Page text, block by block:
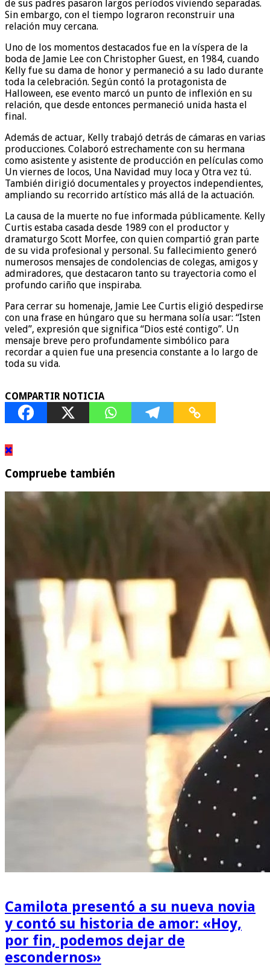
de sus padres pasaron largos períodos viviendo separadas.
Sin embargo, con el tiempo lograron reconstruir una
relación muy cercana.
Uno de los momentos destacados fue en la víspera de la
boda de Jamie Lee con Christopher Guest, en 1984, cuando
Kelly fue su dama de honor y permaneció a su lado durante
toda la celebración. Según contó la protagonista de
Halloween, ese evento marcó un punto de inflexión en su
relación, que desde entonces permaneció unida hasta el
final.
Además de actuar, Kelly trabajó detrás de cámaras en varias
producciones. Colaboró estrechamente con su hermana
como asistente y asistente de producción en películas como
Un viernes de locos, Una Navidad muy loca y Otra vez tú.
También dirigió documentales y proyectos independientes,
ampliando su recorrido artístico más allá de la actuación.
La causa de la muerte no fue informada públicamente. Kelly
Curtis estaba casada desde 1989 con el productor y
dramaturgo Scott Morfee, con quien compartió gran parte
de su vida profesional y personal. Su fallecimiento generó
numerosos mensajes de condolencias de colegas, amigos y
admiradores, que destacaron tanto su trayectoria como el
profundo cariño que inspiraba.
Para cerrar su homenaje, Jamie Lee Curtis eligió despedirse
con una frase en húngaro que su hermana solía usar: “Isten
veled”, expresión que significa “Dios esté contigo”. Un
mensaje breve pero profundamente simbólico para
recordar a quien fue una presencia constante a lo largo de
toda su vida.
COMPARTIR NOTICIA
Compruebe también
Camilota presentó a su nueva novia
y contó su historia de amor: «Hoy,
por fin, podemos dejar de
escondernos»